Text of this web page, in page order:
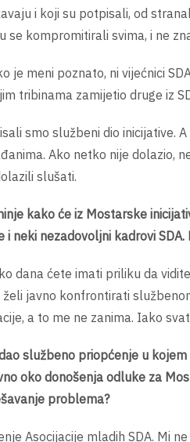
i koji su potpisali, od
se kompromitirali svima, i ne
je meni poznato, ni vijećnici
tribinama zamijetio druge iz
smo službeni dio inicijative.
Ako netko nije dolazio,
slušati.
kako će iz Mostarske
i neki nezadovoljni kadrovi
dana ćete imati priliku da
javno konfrontirati
a to me ne zanima. Iako
službeno priopćenje u
oko donošenja odluke za
problema?
Asocijacije mladih SDA. Mi